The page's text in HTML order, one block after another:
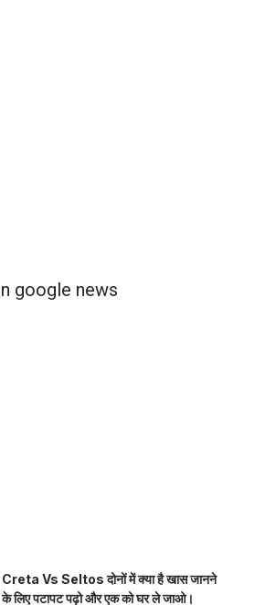
Creta Vs Seltos दोनों में क्या है खास जानने
के लिए पटापट पढ़ो और एक को घर ले जाओ।